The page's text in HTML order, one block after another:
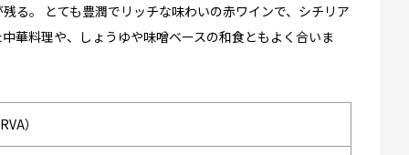
る。 とても豊潤でリッチな味わいの赤ワインで、シチリア
華料理や、しょうゆや味噌ベースの和食ともよく合いま
）